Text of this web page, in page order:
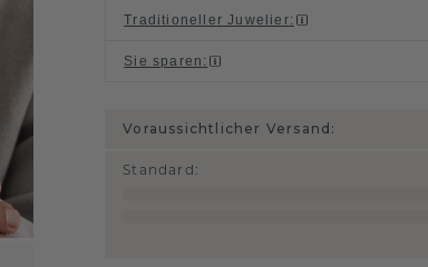
Traditioneller Juwelier:
Sie sparen :
Voraussichtlicher Versand:
Standard :